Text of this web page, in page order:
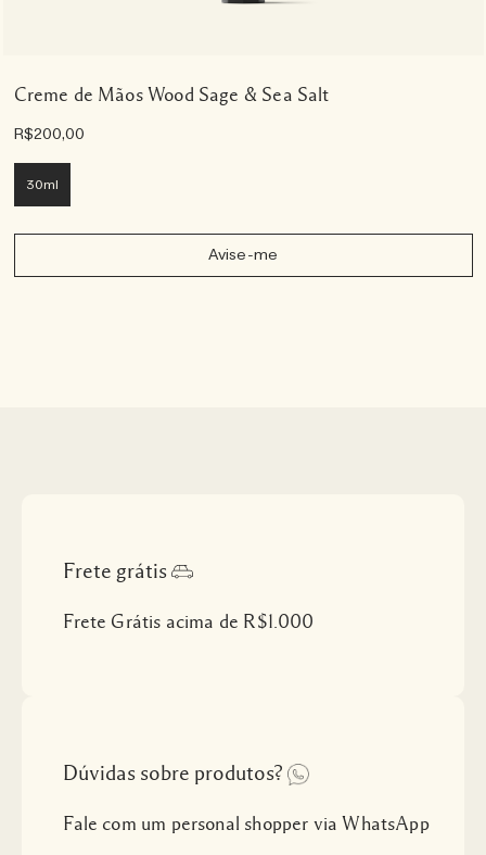
Creme de Mãos Wood Sage & Sea Salt
R$200,00
30ml
Avise-me
Frete grátis
Frete Grátis acima de R$1.000
Dúvidas sobre produtos?
Fale com um personal shopper via WhatsApp